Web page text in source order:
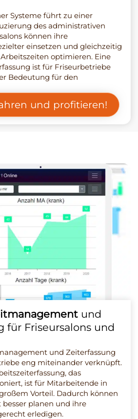
Systeme führt zu einer
des administrativen
können ihre
einsetzen und gleichzeitig
optimieren. Eine
ist für Friseurbetriebe
Bedeutung für den
und profitieren!
und
für Friseursalons und
und Zeiterfassung
eng miteinander verknüpft.
das
ist für Mitarbeitende in
Vorteil. Dadurch können
besser planen und ihre
erledigen.